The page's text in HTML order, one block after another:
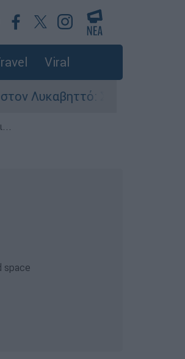
Viral
Σορός σε προχωρημένη